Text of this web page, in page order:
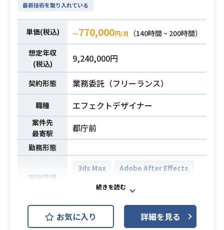
・MAYAでエフェクト用モデルを自作
できる
・アニメや設定画の再現が得意
・ハイクオリティなフェイシャルア
ニメーションの経験がある
・カットシーン全体の絵コンテを切
れる
・ゲームでアニメテイストのエフェ
クトを作れる、その経験がある
最新技術を取り入れている
単価(税込) 〜770,000円/月
（140時間 ~ 200時間）
想定年収
(税込)
9,240,000円
契約形態 業務委託（フリーランス）
職種 エフェクトデザイナー
案件先
最寄駅
都庁前
勤務形態
開発環境
3ds Max
Adobe After Effects
Maya
Unity
新規タイトルにて、キャラクターの
スキル・必殺技エフェクトの制作を
お気に入り 詳細を見る